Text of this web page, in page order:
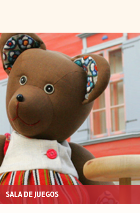
SALA DE JUEGOS